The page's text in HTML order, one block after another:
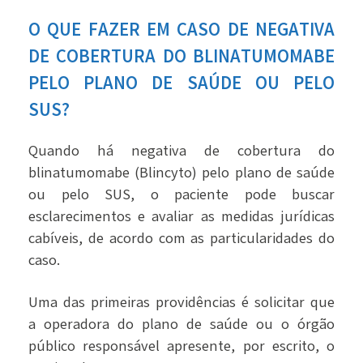
O QUE FAZER EM CASO DE NEGATIVA
DE COBERTURA DO BLINATUMOMABE
PELO PLANO DE SAÚDE OU PELO
SUS?
Quando há negativa de cobertura do
blinatumomabe (Blincyto) pelo plano de saúde
ou pelo SUS, o paciente pode buscar
esclarecimentos e avaliar as medidas jurídicas
cabíveis, de acordo com as particularidades do
caso.
Uma das primeiras providências é solicitar que
a operadora do plano de saúde ou o órgão
público responsável apresente, por escrito, o